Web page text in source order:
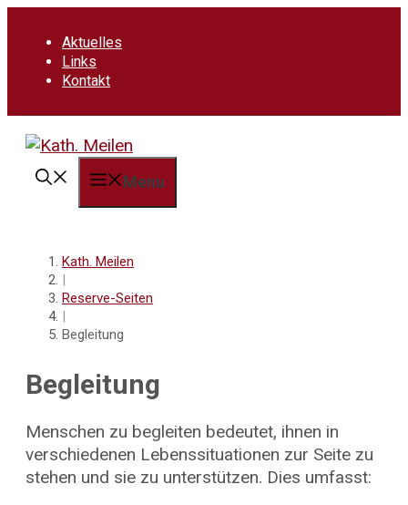
Inhalt
Aktuelles
Links
Kontakt
Menu
Kath. Meilen
|
Reserve-Seiten
|
Begleitung
Begleitung
Menschen zu begleiten bedeutet, ihnen in
verschiedenen Lebenssituationen zur Seite zu
stehen und sie zu unterstützen. Dies umfasst: